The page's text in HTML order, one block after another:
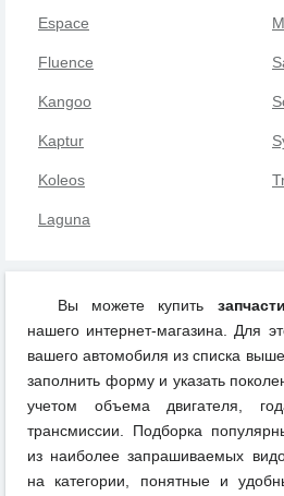
Espace
Fluence
Kangoo
Kaptur
Koleos
Laguna
Вы можете купить
нашего интернет-магазина. Для
вашего автомобиля из списка
заполнить форму и указать
учетом объема двигателя,
трансмиссии. Подборка
из наиболее запрашиваемых
на категории, понятные и